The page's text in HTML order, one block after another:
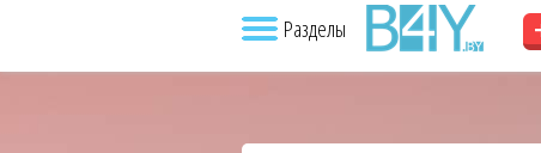
Разделы